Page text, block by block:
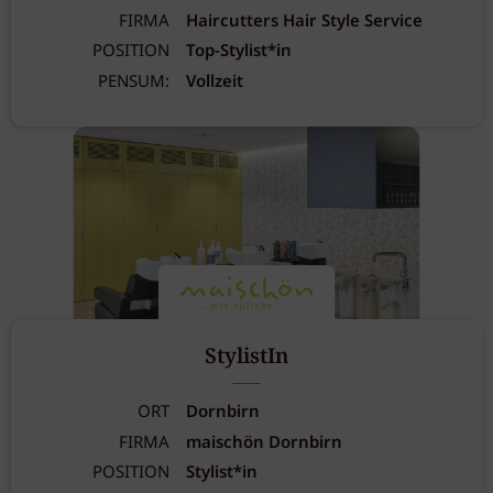
FIRMA
Haircutters Hair Style Service
POSITION
Top-Stylist*in
PENSUM:
Vollzeit
StylistIn
ORT
Dornbirn
FIRMA
maischön Dornbirn
POSITION
Stylist*in